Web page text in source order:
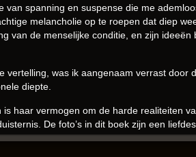
spanning en suspense die me
melancholie op te roepen dat diep
van de menselijke conditie, en zijn
vertelling, was ik aangenaam verrast door
diepte.
haar vermogen om de harde realiteiten
De foto’s in dit boek zijn een
van een landschap dat talloze